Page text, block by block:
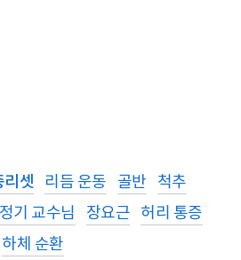
리셋 리듬 운동 골반
척추
기 교수님 장요근 허리 통증
하체 순환